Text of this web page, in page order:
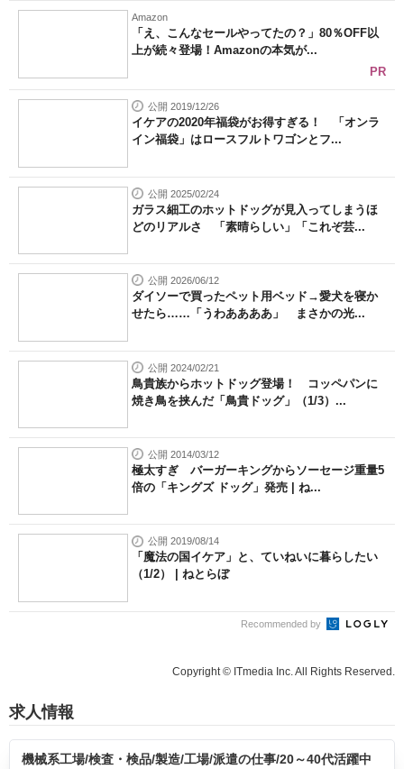
Amazon
「え、こんなセールやってたの？」80％OFF以
上が続々登場！Amazonの本気が...
PR
公開 2019/12/26
イケアの2020年福袋がお得すぎる！ 「オンラ
イン福袋」はロースフルトワゴンとフ...
公開 2025/02/24
ガラス細工のホットドッグが見入ってしまうほ
どのリアルさ 「素晴らしい」「これぞ芸...
公開 2026/06/12
ダイソーで買ったペット用ベッド→愛犬を寝か
せたら……「うわああああ」 まさかの光...
公開 2024/02/21
鳥貴族からホットドッグ登場！ コッペパンに
焼き鳥を挟んだ「鳥貴ドッグ」（1/3）...
公開 2014/03/12
極太すぎ バーガーキングからソーセージ重量5
倍の「キングズ ドッグ」発売 | ね...
公開 2019/08/14
「魔法の国イケア」と、ていねいに暮らしたい
（1/2） | ねとらぼ
Recommended by
Copyright © ITmedia Inc. All Rights Reserved.
求人情報
機械系工場/検査・検品/製造/工場/派遣の仕事/20～40代活躍中